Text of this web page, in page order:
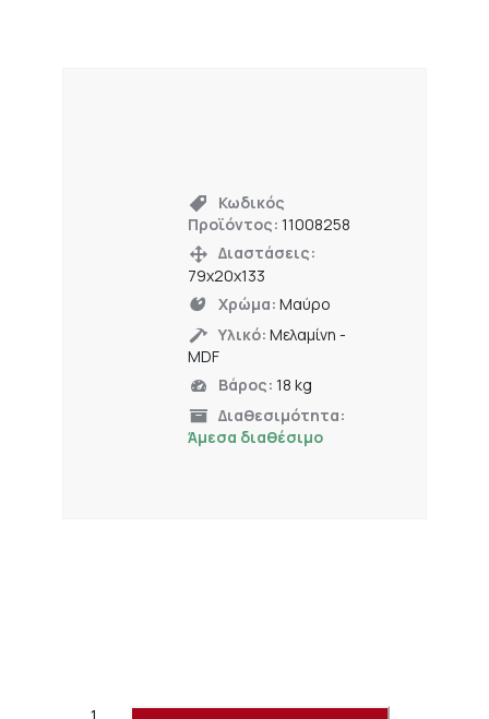
Κωδικός
Προϊόντος: 11008258
Διαστάσεις:
79x20x133
Χρώμα: Μαύρο
Υλικό: Μελαμίνη -
MDF
Βάρος: 18 kg
Διαθεσιμότητα:
Άμεσα διαθέσιμο